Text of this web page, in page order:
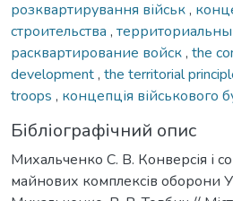
розквартирування військ,
строительства ,
расквартирование войск, the
development, the territorial
troops , концепція військового
Бібліографічний опис
Михальченко С. В. Конверсія і
майнових комплексів оборони